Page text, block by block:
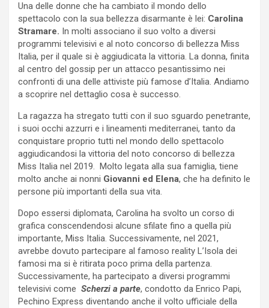
Una delle donne che ha cambiato il mondo dello
spettacolo con la sua bellezza disarmante è lei: Carolina
Stramare. In molti associano il suo volto a diversi
programmi televisivi e al noto concorso di bellezza Miss
Italia, per il quale si è aggiudicata la vittoria. La donna, finita
al centro del gossip per un attacco pesantissimo nei
confronti di una delle attiviste più famose d’Italia. Andiamo
a scoprire nel dettaglio cosa è successo.
La ragazza ha stregato tutti con il suo sguardo penetrante,
i suoi occhi azzurri e i lineamenti mediterranei, tanto da
conquistare proprio tutti nel mondo dello spettacolo
aggiudicandosi la vittoria del noto concorso di bellezza
Miss Italia nel 2019. Molto legata alla sua famiglia, tiene
molto anche ai nonni Giovanni ed Elena, che ha definito le
persone più importanti della sua vita.
Dopo essersi diplomata, Carolina ha svolto un corso di
grafica conscendendosi alcune sfilate fino a quella più
importante, Miss Italia. Successivamente, nel 2021,
avrebbe dovuto partecipare al famoso reality L’Isola dei
famosi ma si è ritirata poco prima della partenza.
Successivamente, ha partecipato a diversi programmi
televisivi come Scherzi a parte, condotto da Enrico Papi,
Pechino Express diventando anche il volto ufficiale della